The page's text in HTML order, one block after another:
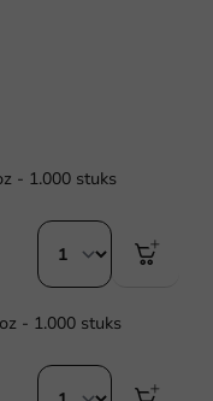
- 1.000 stuks
- 1.000 stuks